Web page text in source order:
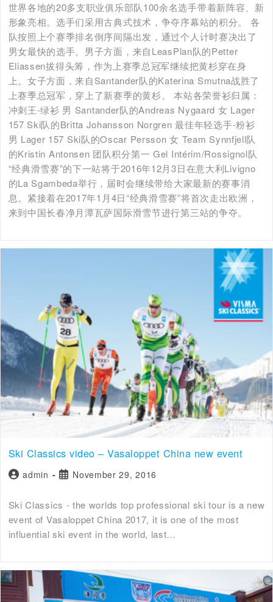
世界各地的20多支职业俱乐部队100余名选手带着新阵容、新
形象亮相。选手们采用古典式技术，争夺序幕站的积分。 各
队按照上个赛季排名倒序间隔出发，通过个人计时赛决出了
男女最快的选手。男子方面，来自LeasPlan队的Petter
Eliassen拔得头筹，作为上赛季总冠军继续把黄杉穿在身
上。女子方面，来自Santander队的Katerina Smutna战胜了
上赛季总冠军，穿上了新赛季的黄杉。 本站各荣誉衫归属：
冲刺王-绿衫 男 Santander队的Andreas Nygaard 女 Lager
157 Ski队的Britta Johansson Norgren 最佳年轻选手-粉衫
男 Lager 157 Ski队的Oscar Persson 女 Team Synnfjell队
的Kristin Antonsen 团队积分第一 Gel Intérim/Rossignol队
“经典滑雪赛”的下一站将于2016年12月3日在意大利Livigno
的La Sgambeda举行，届时会继续带给大家最新的赛事消
息。紧接着在2017年1月4日“经典滑雪赛”将首次走出欧洲，
来到中国长春净月潭瓦萨国际滑雪节进行第三站的争夺。
Ski Classics video – Vasaloppet China new event
admin November 29, 2016
Ski Classics - the worlds top professional ski tour is a new
event of Vasaloppet China 2017, it is one of the most
influential ski event in the world, last…